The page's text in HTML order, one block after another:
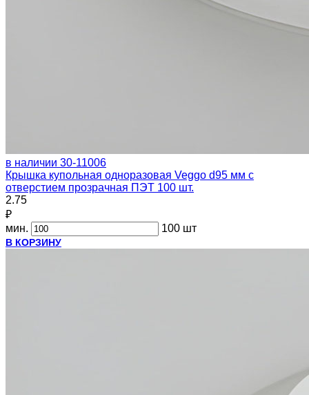
в наличии 30-11006
Крышка купольная одноразовая Veggo d95 мм с
отверстием прозрачная ПЭТ 100 шт.
2.75
₽
мин.
100 шт
В КОРЗИНУ